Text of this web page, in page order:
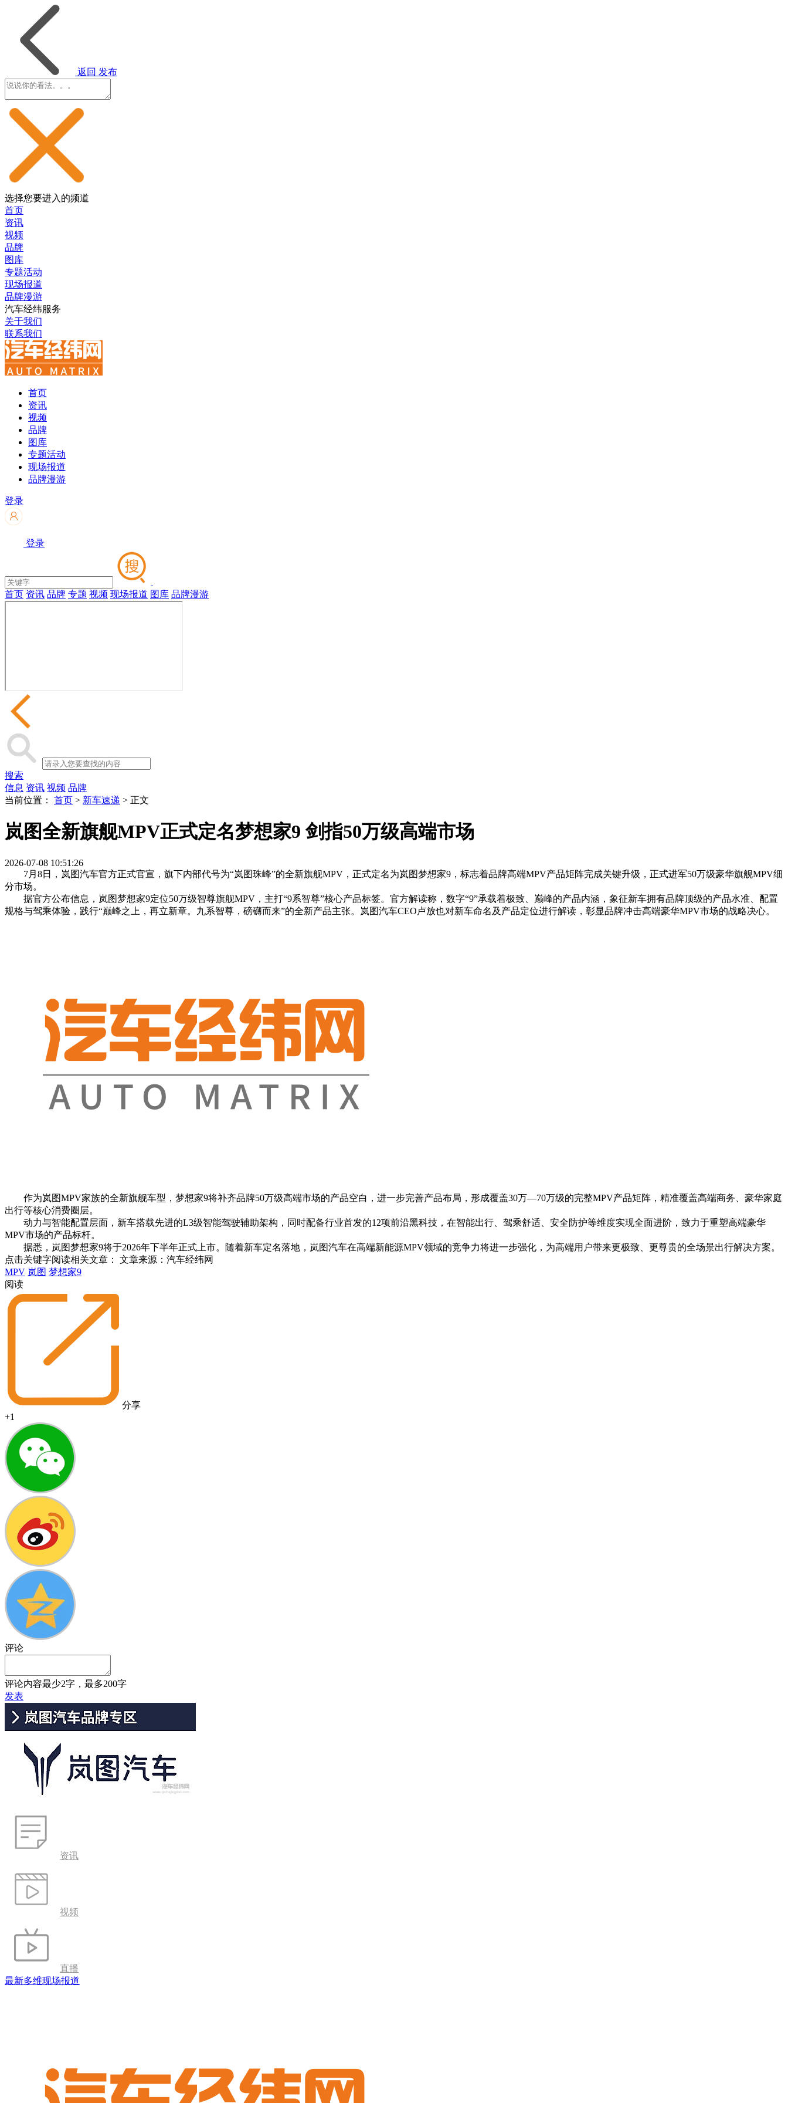
返回 发布
选择您要进入的频道
首页
资讯
视频
品牌
图库
专题活动
现场报道
品牌漫游
汽车经纬服务
关于我们
联系我们
首页
资讯
视频
品牌
图库
专题活动
现场报道
品牌漫游
登录
登录
首页 资讯 品牌 专题 视频 现场报道 图库 品牌漫游
搜索
信息 资讯 视频 品牌
当前位置： 首页 > 新车速递 > 正文
岚图全新旗舰MPV正式定名梦想家9 剑指50万级高端市场
2026-07-08 10:51:26
7月8日，岚图汽车官方正式官宣，旗下内部代号为“岚图珠峰”的全新旗舰MPV，正式定名为岚图梦想家9，标志着品牌高端MPV产品矩阵完成关键升级，正式进军50万级豪华旗舰MPV细
分市场。
据官方公布信息，岚图梦想家9定位50万级智尊旗舰MPV，主打“9系智尊”核心产品标签。官方解读称，数字“9”承载着极致、巅峰的产品内涵，象征新车拥有品牌顶级的产品水准、配置
规格与驾乘体验，践行“巅峰之上，再立新章。九系智尊，磅礴而来”的全新产品主张。岚图汽车CEO卢放也对新车命名及产品定位进行解读，彰显品牌冲击高端豪华MPV市场的战略决心。
作为岚图MPV家族的全新旗舰车型，梦想家9将补齐品牌50万级高端市场的产品空白，进一步完善产品布局，形成覆盖30万—70万级的完整MPV产品矩阵，精准覆盖高端商务、豪华家庭
出行等核心消费圈层。
动力与智能配置层面，新车搭载先进的L3级智能驾驶辅助架构，同时配备行业首发的12项前沿黑科技，在智能出行、驾乘舒适、安全防护等维度实现全面进阶，致力于重塑高端豪华
MPV市场的产品标杆。
据悉，岚图梦想家9将于2026年下半年正式上市。随着新车定名落地，岚图汽车在高端新能源MPV领域的竞争力将进一步强化，为高端用户带来更极致、更尊贵的全场景出行解决方案。
点击关键字阅读相关文章：
文章来源：汽车经纬网
MPV 岚图 梦想家9
阅读
分享
+1
评论
评论内容最少2字，最多200字
发表
资讯
视频
直播
最新多维现场报道